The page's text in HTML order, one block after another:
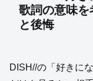
歌詞の意味
と後悔
DISH//の「好きに